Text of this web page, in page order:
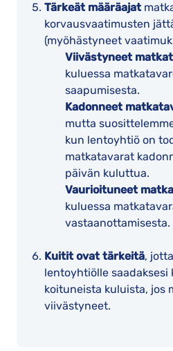
Tärkeät määräajat
korvausvaatimusten
(myöhästyneet
Viivästyneet
kuluessa
saapumisesta.
Kadonneet
mutta
kun lentoyhtiö on
matkatavarat
päivän kuluttua.
Vaurioituneet
kuluessa
vastaanottamisesta.
Kuitit ovat tärkeitä,
lentoyhtiölle saadaksesi
koituneista kuluista, jos
viivästyneet.